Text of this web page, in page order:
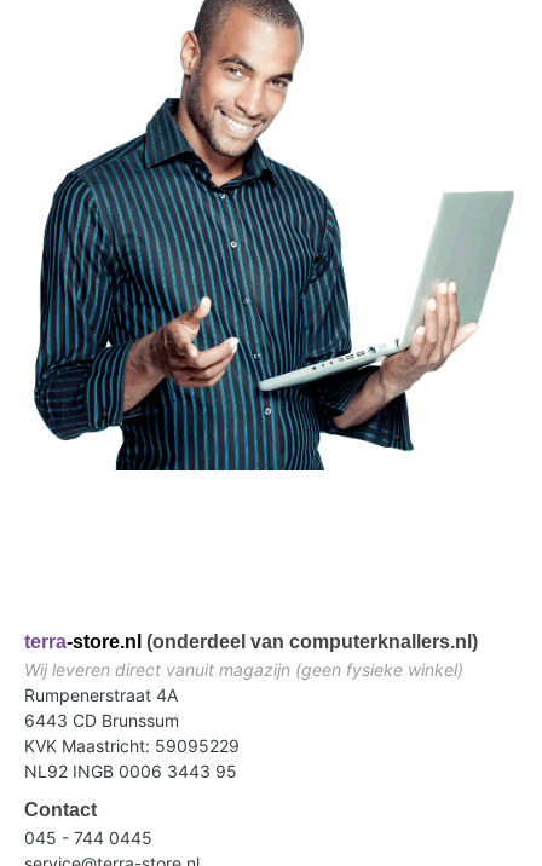
terra-store.nl (onderdeel van computerknallers.nl)
Wij leveren direct vanuit magazijn (geen fysieke winkel)
Rumpenerstraat 4A
6443 CD Brunssum
KVK Maastricht: 59095229
NL92 INGB 0006 3443 95
Contact
045 - 744 0445